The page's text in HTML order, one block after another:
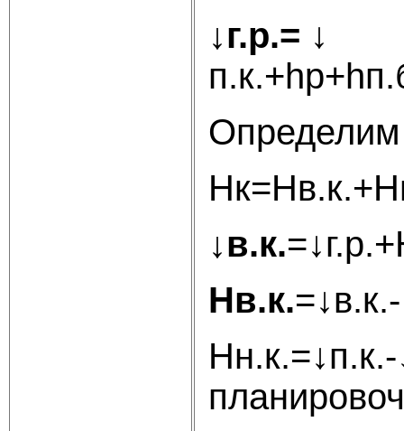
↓г.р.= ↓
↓в.к.
Нв.к.